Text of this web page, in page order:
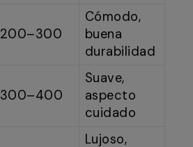
200–300
Cómodo,
buena
durabilidad
300–400
Suave,
aspecto
cuidado
Lujoso,